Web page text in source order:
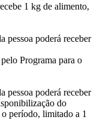
1 kg de alimento,
pessoa poderá receber
Programa para o
pessoa poderá receber
do
período, limitado a 1